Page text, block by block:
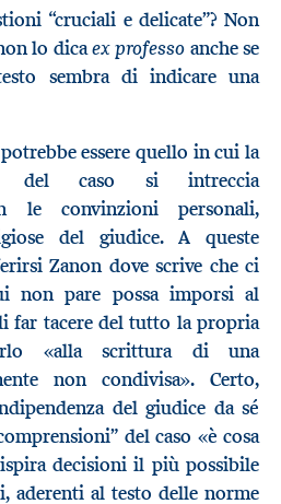
“cruciali e delicate”? Non
lo dicaex professo anche se
sembra di indicare una
essere quello in cui la
del caso si intreccia
le convinzioni personali,
del giudice. A queste
Zanon dove scrive che ci
non pare possa imporsi al
far tacere del tutto la propria
«alla scrittura di una
non condivisa». Certo,
del giudice da sé
del caso «è cosa
decisioni il più possibile
aderenti al testo delle norme